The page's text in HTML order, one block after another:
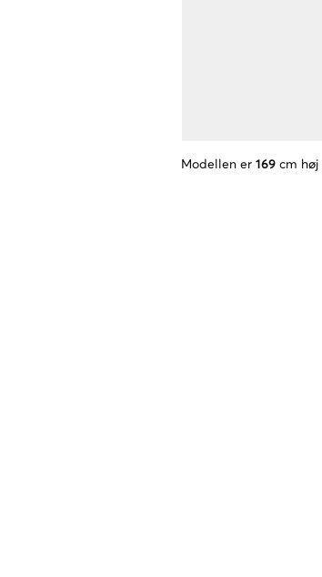
Modellen er 169 cm høj